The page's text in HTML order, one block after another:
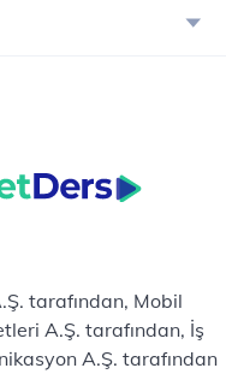
tarafından, Mobil
A.Ş. tarafından, İş
A.Ş. tarafından